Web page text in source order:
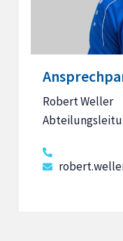
Robert Weller